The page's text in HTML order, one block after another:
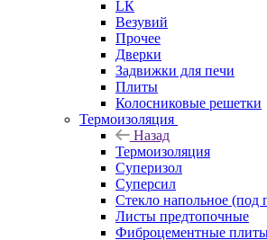
LК
Везувий
Прочее
Дверки
Задвижки для печи
Плиты
Колосниковые решетки
Термоизоляция
Назад
Термоизоляция
Суперизол
Суперсил
Стекло напольное (под
Листы предтопочные
Фиброцементные